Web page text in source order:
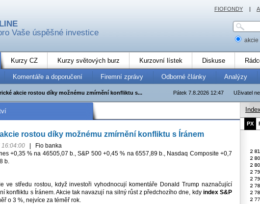
Vaše úspěšné investice
akcie
Kurzy CZ Kurzy světových burz Kurzovní lístek Diskuse
Komentáře a doporučení Firemní zprávy Odborné články Analýzy
Uživatel
Pátek 7.8.2026 12:47
akcie rostou díky možnému zmírnění konfliktu s...
rostou díky možnému zmírnění konfliktu s Íránem
16:04:00
Fio banka
+0,35 % na 46505,07 b., S&P 500 +0,45 % na 6557,89 b., Nasdaq Composite +0,7
b.
ve středu rostou, když investoři vyhodnocují komentáře Donald Trump naznačující
konfliktu s Íránem. Akcie tak navazují na silný růst z předchozího dne, kdy index S&P
o 3 %, nejvíce za téměř rok.
PX
FIOFONDY |